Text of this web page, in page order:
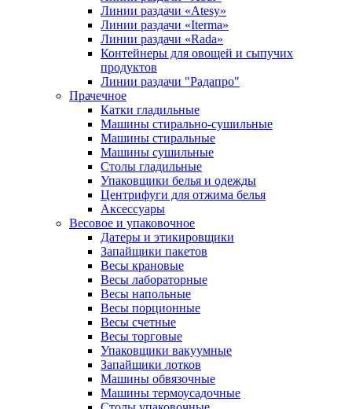
Линии раздачи «Atesy»
Линии раздачи «Iterma»
Линии раздачи «Rada»
Контейнеры для овощей и сыпучих
продуктов
Линии раздачи "Радапро"
Прачечное
Катки гладильные
Машины стирально-сушильные
Машины стиральные
Машины сушильные
Столы гладильные
Упаковщики белья и одежды
Центрифуги для отжима белья
Аксессуары
Весовое и упаковочное
Датеры и этикировщики
Запайщики пакетов
Весы крановые
Весы лабораторные
Весы напольные
Весы порционные
Весы счетные
Весы торговые
Упаковщики вакуумные
Запайщики лотков
Машины обвязочные
Машины термоусадочные